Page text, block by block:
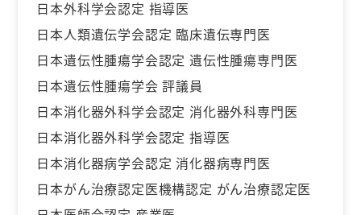
日本外科学会認定 指導医
日本人類遺伝学会認定 臨床遺伝専門医
日本遺伝性腫瘍学会認定 遺伝性腫瘍専門医
日本遺伝性腫瘍学会 評議員
日本消化器外科学会認定 消化器外科専門医
日本消化器外科学会認定 指導医
日本消化器病学会認定 消化器病専門医
日本がん治療認定医機構認定 がん治療認定医